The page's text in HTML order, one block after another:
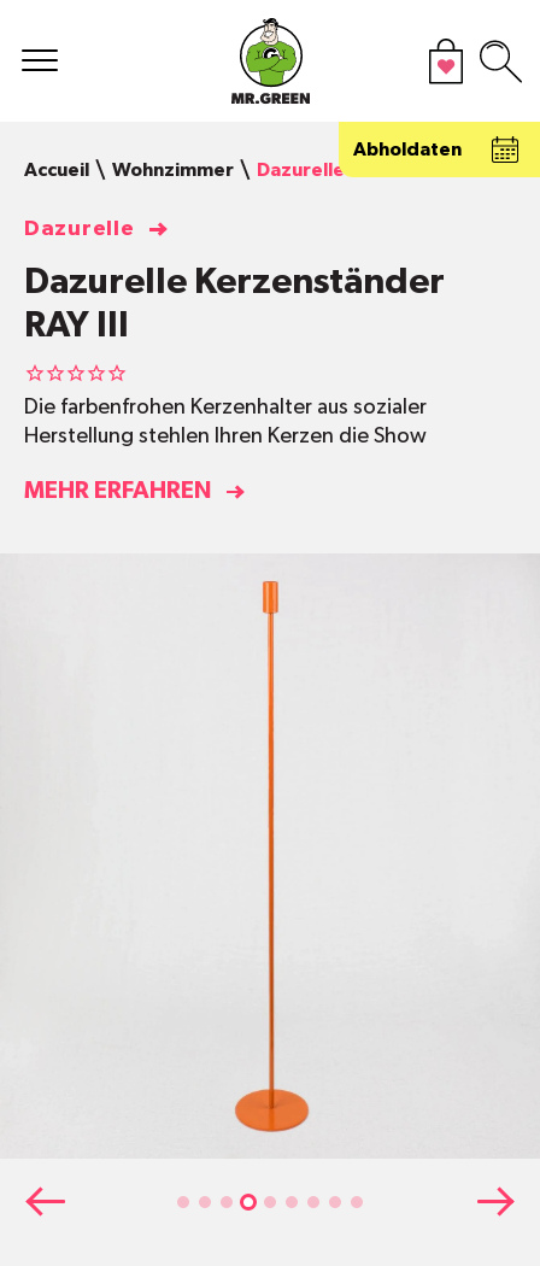
Abholdaten
Accueil
Wohnzimmer Dazurelle Kerzenständer RAY
Dazurelle
Dazurelle Kerzenständer
RAY III
Die farbenfrohen Kerzenhalter aus sozialer
Herstellung stehlen Ihren Kerzen die Show
MEHR ERFAHREN